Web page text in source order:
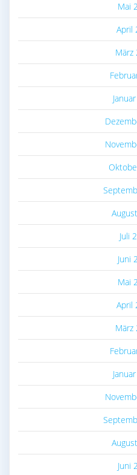
Mai
April
März
Juli
Juni
Mai
April
März
Juni